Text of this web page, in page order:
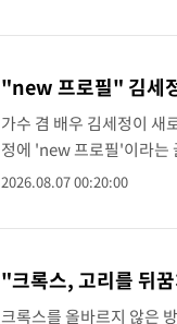
"new 프로필" 김세
가수 겸 배우 김세정이 새
정에 'new 프로필'이라는
김세정은 적극적으로 활
2026.08.07 00:20:00
"크록스, 고리를 뒤
크록스를 올바르지 않은